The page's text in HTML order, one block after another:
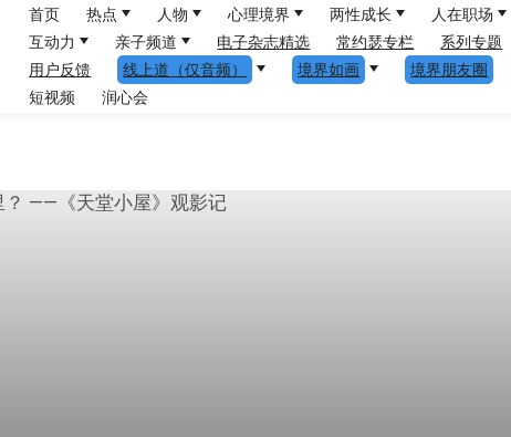
首页 热点 人物 心理境界 两性成长 人在职场
互动力
亲子频道 电子杂志精选 常约瑟专栏 系列专题
用户反馈
线上道（仅音频） 境界如画 境界朋友圈
短视频
润心会